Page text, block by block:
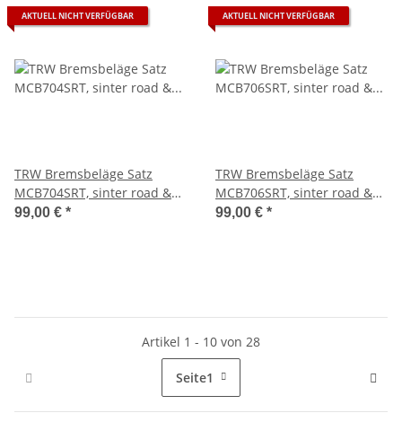
AKTUELL NICHT VERFÜGBAR
TRW Bremsbeläge Satz
MCB704SRT, sinter road &
track, mit ABE - aktuell
99,00 € *
AKTUELL NICHT VERFÜGBAR
TRW Bremsbeläge Satz
MCB706SRT, sinter road &
track, mit ABE - aktuell
99,00 € *
Artikel 1 - 10 von 28
Seite1